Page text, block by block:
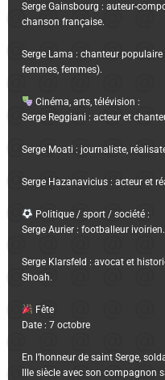
Serge Gainsbourg : auteur-
chanson française.
Serge Lama : chanteur
femmes, femmes).
Cinéma, arts, télévision :
Serge Reggiani : acteur et
Serge Moati : journaliste,
Serge Hazanavicius : acteur et
Politique / sport / société :
Serge Aurier : footballeur ivoirien.
Serge Klarsfeld : avocat et
Shoah.
Fête
Date : 7 octobre
En l’honneur de saint Serge,
IIIe siècle avec son compagnon